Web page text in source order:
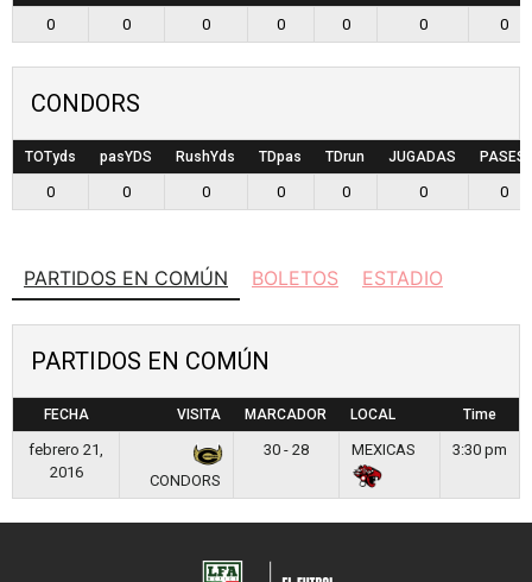
0 0 0 0 0 0 0
CONDORS
TOTyds pasYDS RushYds TDpas TDrun JUGADAS PASES
0 0 0 0 0 0 0
PARTIDOS EN COMÚN BOLETOS ESTADIO
PARTIDOS EN COMÚN
FECHA VISITA MARCADOR LOCAL Time
febrero 21,
2016
CONDORS
30 - 28 MEXICAS 3:30 pm